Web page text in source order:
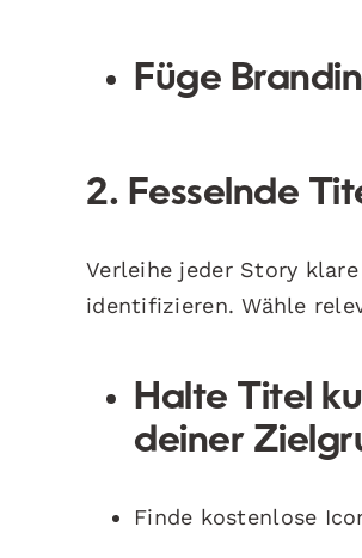
Füge
2. Fesselnde
Verleihe jeder Story
identifizieren. Wähle
Halte Titel
deiner
Finde kostenlose